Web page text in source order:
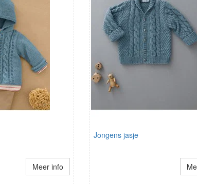
Meer info
Jongens jasje